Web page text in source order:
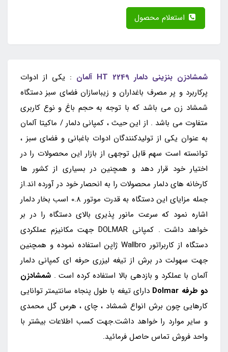
شمشادزن بنزینی دلمار HT 2249 آلمان
: یکی از ادوات
پرکاربرد و پر مصرف باغداران و زیباسازان فضای سبز دستگاه
شمشاد زن می باشد که با توجه به حجم باغ و نوع کاربری
متفاوت می باشد . از این حیث ، کمپانی دلمار / ماکیتا آلمان
به عنوان یکی از تولیدکنندگان ادوات باغبانی و فضای سبز ،
توانسته است سهم قابل توجهی از بازار این محصولات را در
اختیار خود قرار دهد و همچنین در بسیاری از کشور ها
کارخانه های دلمار محصولات را به انحصار خود در آورده اند.از
جمله مزایای این دستگاه به قدرت موتور 0.8 اسب بخار دلمار
اشاره نمود که سرعت مانور پذیری بالای دستگاه را در بر
خواهد داشت . کمپانی DOLMAR جهت مکانیزم عملکردی
دستگاه از کاربراتور Wallbro ژاپن استفاده نموده و همچنین
جهت سهولت در برش از تیغه لیزری حرفه ای کمپانی دلمار
آلمان با عملکرد و بازدهی بالا استفاده کرده است . شمشادزن
دو طرفه Dolmar
دارای تیغه با طول پنجاه سانتیمتر توانایی
کارهایی چون برش انواع شمشاد ، چای ، هرس گل محمدی
و سایر موارد را خواهد داشت.جهت کسب اطلاعات بیشتر با
واحد فروش تماس حاصل فرمائید.